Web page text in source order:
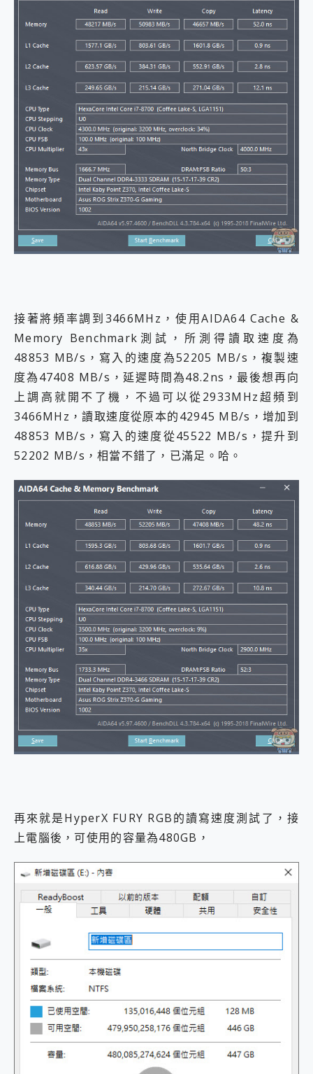
接著將頻率調到3466MHz，使用AIDA64 Cache &
Memory Benchmark測試，所測得讀取速度為
48853 MB/s，寫入的速度為52205 MB/s，複製速
度為47408 MB/s，延遲時間為48.2ns，最後想再向
上調高就開不了機，不過可以從2933MHz超頻到
3466MHz，讀取速度從原本的42945 MB/s，增加到
48853 MB/s，寫入的速度從45522 MB/s，提升到
52202 MB/s，相當不錯了，已滿足。哈。
再來就是HyperX FURY RGB的讀寫速度測試了，接
上電腦後，可使用的容量為480GB，